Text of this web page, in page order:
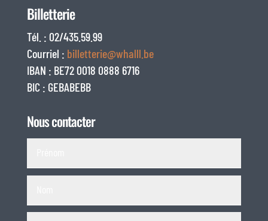
Billetterie
Tél. : 02/435.59.99
Courriel : billetterie@whalll.be
IBAN : BE72 0018 0888 6716
BIC : GEBABEBB
Nous contacter